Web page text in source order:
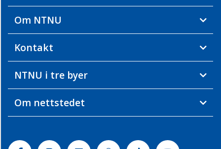
Om NTNU
Kontakt
NTNU i tre byer
Om nettstedet